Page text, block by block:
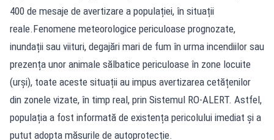
400 de mesaje de avertizare a populației, în situații
reale.Fenomene meteorologice periculoase prognozate,
inundații sau viituri, degajări mari de fum în urma incendiilor sau
prezența unor animale sălbatice periculoase în zone locuite
(urși), toate aceste situații au impus avertizarea cetățenilor
din zonele vizate, în timp real, prin Sistemul RO-ALERT. Astfel,
populația a fost informată de existența pericolului imediat și a
putut adopta măsurile de autoprotecție.